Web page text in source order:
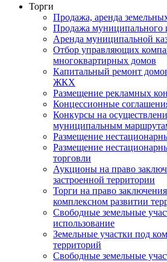
Торги
Продажа, аренда
Продажа муниципального
Аренда муниципальной
Отбор управляющих
многоквартирных домов
Капитальный ремонт
ЖКХ
Размещение рекламных
Концессионные
Конкурсы на
муниципальным
Размещение
Размещение
торговли
Аукционы на право
застроенной территории
Торги на право
комплексном развитии
Свободные земельные
использование
Земельные участки под
территорий
Свободные земельные